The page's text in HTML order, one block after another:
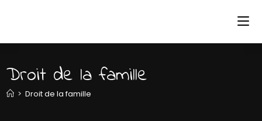
Droit de la famille
> Droit de la famille